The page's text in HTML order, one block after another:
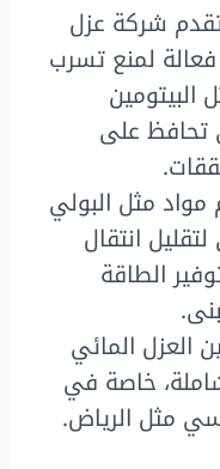
شركة عزل
لمنع تسرب
البيتومين
تحافظ على
مثل البولي
انتقال
الطاقة
العزل المائي
خاصة في
مثل الرياض.